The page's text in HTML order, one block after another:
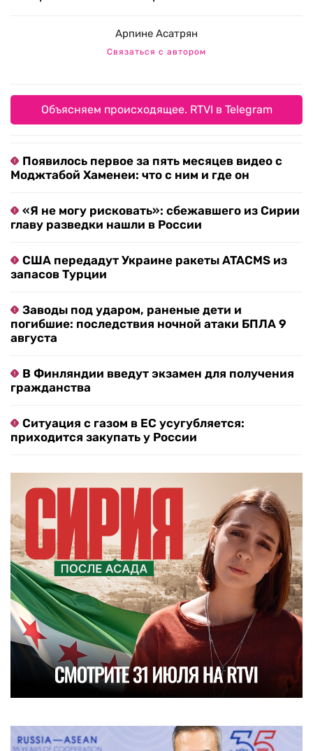
Арпине Асатрян
Связаться с автором
Объясняем происходящее. RTVI в Telegram
Появилось первое за пять месяцев видео с
Моджтабой Хаменеи: что с ним и где он
«Я не могу рисковать»: сбежавшего из Сирии
главу разведки нашли в России
США передадут Украине ракеты ATACMS из
запасов Турции
Заводы под ударом, раненые дети и
погибшие: последствия ночной атаки БПЛА 9
августа
В Финляндии введут экзамен для получения
гражданства
Ситуация с газом в ЕС усугубляется:
приходится закупать у России